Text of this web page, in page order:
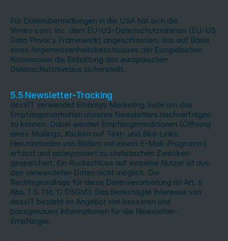
Für Datenübermittlungen in die USA hat sich die
Vimeo.com, Inc. dem EU-US-Datenschutzrahmen (EU-US
Data Privacy Framework) angeschlossen, das auf Basis
eines Angemessenheitsbeschlusses der Europäischen
Kommission die Einhaltung des europäischen
Datenschutzniveaus sicherstellt.
5.5 Newsletter-Tracking
dexxIT verwendet Emarsys Marketing Suite um das
Empfängerverhalten unseres Newsletters nachverfolgen
zu können. Dabei werden Empfängerreaktionen (Öffnung
eines Mailings, Klicken auf Text- und Bild-Links,
Herunterladen von Bildern mit einem E-Mail-Programm)
erfasst und anonymisiert zu statistischen Zwecken
gespeichert. Ein Rückschluss auf einzelne Nutzer ist aus
den verwendeten Daten nicht möglich. Die
Rechtsgrundlage für diese Datenverarbeitung ist Art. 6
Abs. 1 S. 1 lit. f) DSGVO. Das berechtigte Interesse von
dexxIT besteht im Angebot von besseren und
passgenauen Informationen für die Newsletter-
Empfänger.